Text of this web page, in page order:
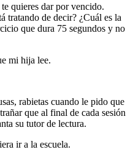
quieres dar por vencido.
tratando de decir? ¿Cuál es la
que dura 75 segundos y no
mi hija lee.
rabietas cuando le pido que
que al final de cada sesión
su tutor de lectura.
ir a la escuela.